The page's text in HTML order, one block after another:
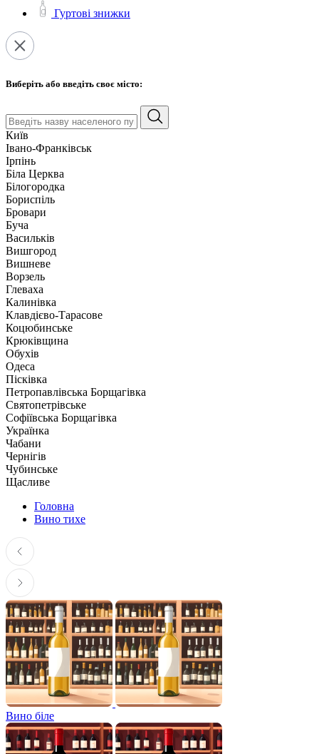
Гуртові знижки
Виберіть або введіть своє місто:
Київ
Івано-Франківськ
Ірпінь
Біла Церква
Білогородка
Бориспіль
Бровари
Буча
Васильків
Вишгород
Вишневе
Ворзель
Глеваха
Калинівка
Клавдієво-Тарасове
Коцюбинське
Крюківщина
Обухів
Одеса
Пісківка
Петропавлівська Борщагівка
Святопетрівське
Софіївська Борщагівка
Українка
Чабани
Чернігів
Чубинське
Щасливе
Головна
Вино тихе
Вино біле